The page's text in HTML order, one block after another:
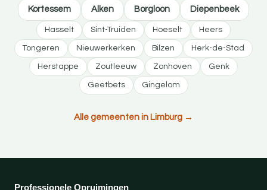
Kortessem Alken Borgloon Diepenbeek
Hasselt Sint-Truiden Hoeselt Heers
Tongeren Nieuwerkerken Bilzen Herk-de-Stad
Herstappe Zoutleeuw Zonhoven Genk
Geetbets Gingelom
Alle gemeenten in Limburg →
Professionele Opruimingen